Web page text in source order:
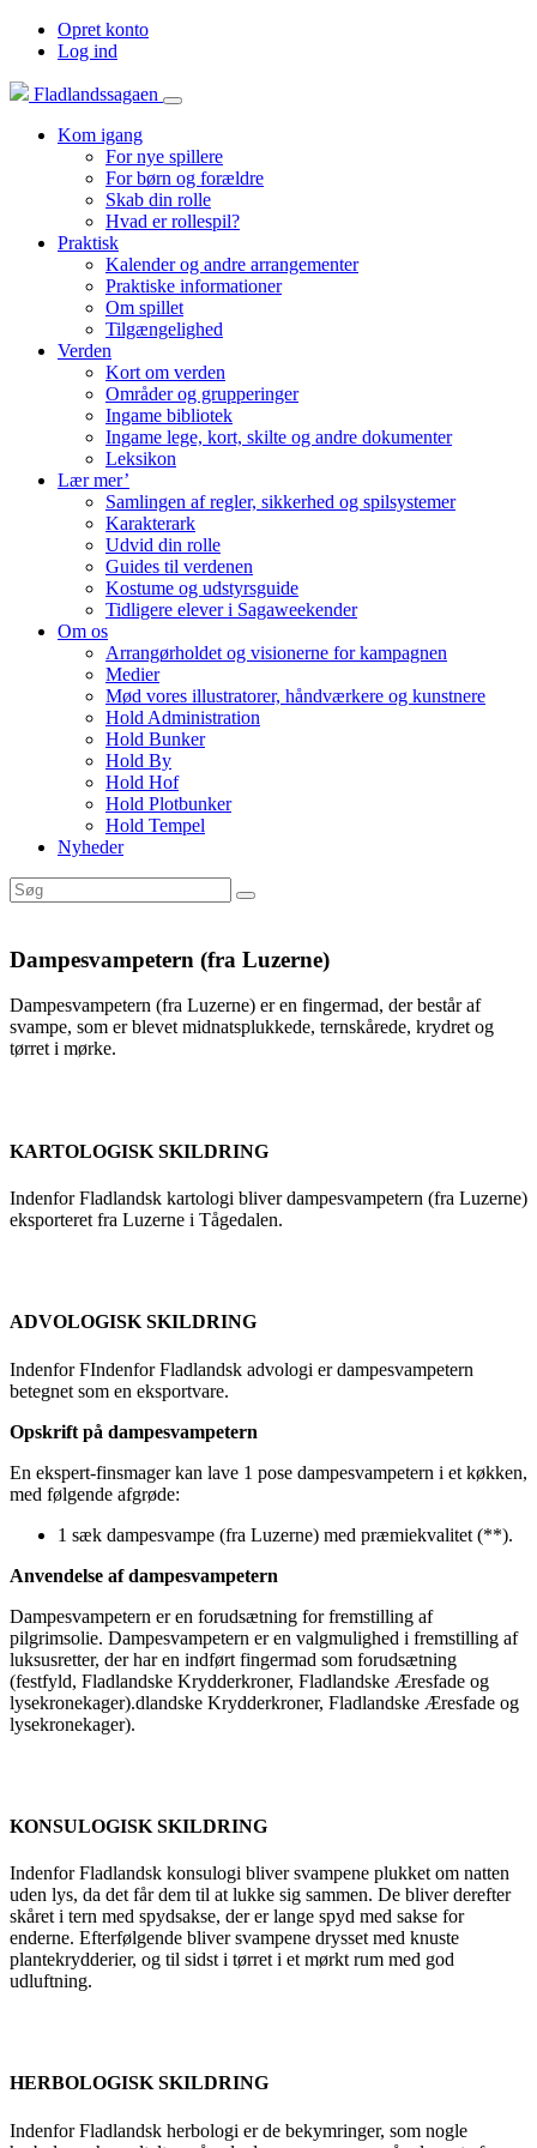
Opret konto
Log ind
Fladlandssagaen
Kom igang
For nye spillere
For børn og forældre
Skab din rolle
Hvad er rollespil?
Praktisk
Kalender og andre arrangementer
Praktiske informationer
Om spillet
Tilgængelighed
Verden
Kort om verden
Områder og grupperinger
Ingame bibliotek
Ingame lege, kort, skilte og andre dokumenter
Leksikon
Lær mer’
Samlingen af regler, sikkerhed og spilsystemer
Karakterark
Udvid din rolle
Guides til verdenen
Kostume og udstyrsguide
Tidligere elever i Sagaweekender
Om os
Arrangørholdet og visionerne for kampagnen
Medier
Mød vores illustratorer, håndværkere og kunstnere
Hold Administration
Hold Bunker
Hold By
Hold Hof
Hold Plotbunker
Hold Tempel
Nyheder
Dampesvampetern (fra Luzerne)
Dampesvampetern (fra Luzerne) er en fingermad, der består af
svampe, som er blevet midnatsplukkede, ternskårede, krydret og
tørret i mørke.
KARTOLOGISK SKILDRING
Indenfor Fladlandsk kartologi bliver dampesvampetern (fra Luzerne)
eksporteret fra Luzerne i Tågedalen.
ADVOLOGISK SKILDRING
Indenfor FIndenfor Fladlandsk advologi er dampesvampetern
betegnet som en eksportvare.
Opskrift på dampesvampetern
En ekspert-finsmager kan lave 1 pose dampesvampetern i et køkken,
med følgende afgrøde:
1 sæk dampesvampe (fra Luzerne) med præmiekvalitet (**).
Anvendelse af dampesvampetern
Dampesvampetern er en forudsætning for fremstilling af
pilgrimsolie. Dampesvampetern er en valgmulighed i fremstilling af
luksusretter, der har en indført fingermad som forudsætning
(festfyld, Fladlandske Krydderkroner, Fladlandske Æresfade og
lysekronekager).dlandske Krydderkroner, Fladlandske Æresfade og
lysekronekager).
KONSULOGISK SKILDRING
Indenfor Fladlandsk konsulogi bliver svampene plukket om natten
uden lys, da det får dem til at lukke sig sammen. De bliver derefter
skåret i tern med spydsakse, der er lange spyd med sakse for
enderne. Efterfølgende bliver svampene drysset med knuste
plantekrydderier, og til sidst i tørret i et mørkt rum med god
udluftning.
HERBOLOGISK SKILDRING
Indenfor Fladlandsk herbologi er de bekymringer, som nogle